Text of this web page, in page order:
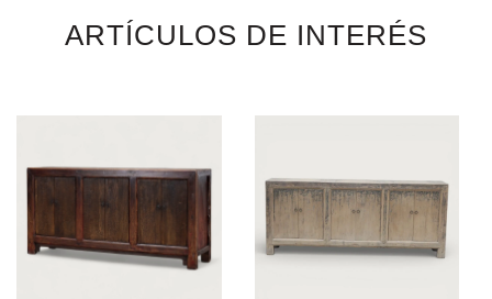
ARTÍCULOS DE INTERÉS